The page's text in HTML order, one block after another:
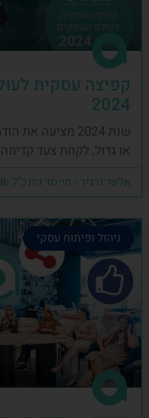
קפיצה עסקית
2024
שנת 2024 מציעה
או גדול, לקחת צעד
אלעד גרגיר - מייסד ומנכ"ל arcdb
ניהול ופיתוח עסקי